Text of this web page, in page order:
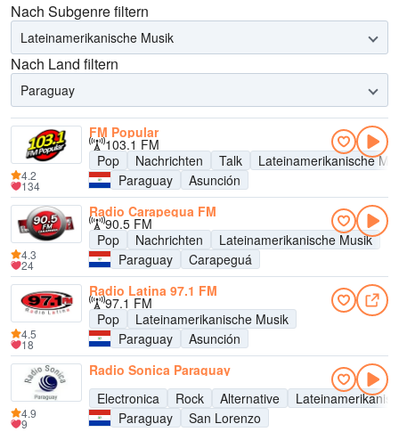
Nach Subgenre filtern
Lateinamerikanische Musik
Nach Land filtern
Paraguay
FM Popular
103.1 FM
Pop
Nachrichten Talk
Lateinamerikanische
Paraguay
Asunción
4.2
134
Radio Carapegua FM
90.5 FM
Pop
Nachrichten
Lateinamerikanische Musik
Paraguay
Carapeguá
4.3
24
Radio Latina 97.1 FM
97.1 FM
Pop
Lateinamerikanische Musik
Paraguay
Asunción
4.5
18
Radio Sonica Paraguay
Electronica
Rock Alternative
Paraguay
San Lorenzo
4.9
9